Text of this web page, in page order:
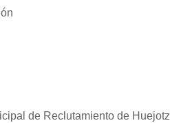
de Reclutamiento de